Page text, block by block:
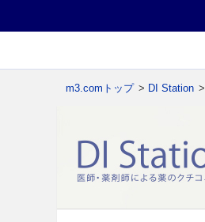
m3.comトップ > DI Station >